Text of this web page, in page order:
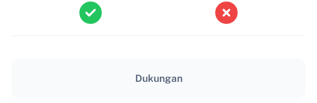
Dukungan